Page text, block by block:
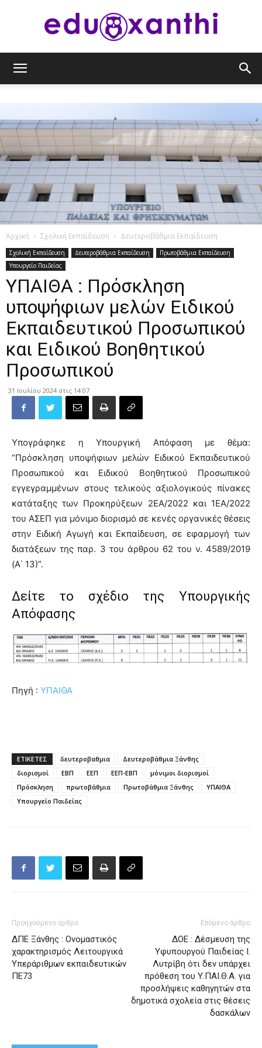
Αρχική Σχολική Εκπαίδευση Δευτεροβάθμια Εκπαίδευση
Σχολική Εκπαίδευση Δευτεροβάθμια Εκπαίδευση
Πρωτοβάθμια Εκπαίδευση
Υπουργείο Παιδείας
ΥΠΑΙΘΑ : Πρόσκληση
υποψήφιων μελών Ειδικού
Εκπαιδευτικού Προσωπικού
και Ειδικού Βοηθητικού
Προσωπικού
31 Ιουλίου 2024 στις 14:07
Υπογράφηκε η Υπουργική Απόφαση με θέμα:
“Πρόσκληση υποψήφιων μελών Ειδικού Εκπαιδευτικού
Προσωπικού και Ειδικού Βοηθητικού Προσωπικού
εγγεγραμμένων στους τελικούς αξιολογικούς πίνακες
κατάταξης των Προκηρύξεων 2ΕΑ/2022 και 1ΕΑ/2022
του ΑΣΕΠ για μόνιμο διορισμό σε κενές οργανικές θέσεις
στην Ειδική Αγωγή και Εκπαίδευση, σε εφαρμογή των
διατάξεων της παρ. 3 του άρθρου 62 του ν. 4589/2019
(Α΄ 13)”.
Δείτε το σχέδιο της Υπουργικής
Απόφασης
Πηγή : ΥΠΑΙΘΑ
ΕΤΙΚΕΤΕΣ δευτεροβαθμια
Δευτεροβάθμια Ξάνθης
διορισμοί
ΕΒΠ ΕΕΠ ΕΕΠ-ΕΒΠ
μόνιμοι διορισμοί
Πρόσκληση
πρωτοβάθμια Πρωτοβάθμια Ξάνθης
ΥΠΑΙΘΑ
Υπουργείο Παιδείας
Προηγούμενο άρθρο
ΔΠΕ Ξάνθης : Ονομαστικός
χαρακτηρισμός Λειτουργικά
Υπεράριθμων εκπαιδευτικών
ΠΕ73
Επόμενο άρθρο
ΔΟΕ : Δέσμευση της
Υφυπουργού Παιδείας Ι.
Λυτρίβη ότι δεν υπάρχει
πρόθεση του Υ.ΠΑΙ.Θ.Α. για
προσλήψεις καθηγητών στα
δημοτικά σχολεία στις θέσεις
δασκάλων